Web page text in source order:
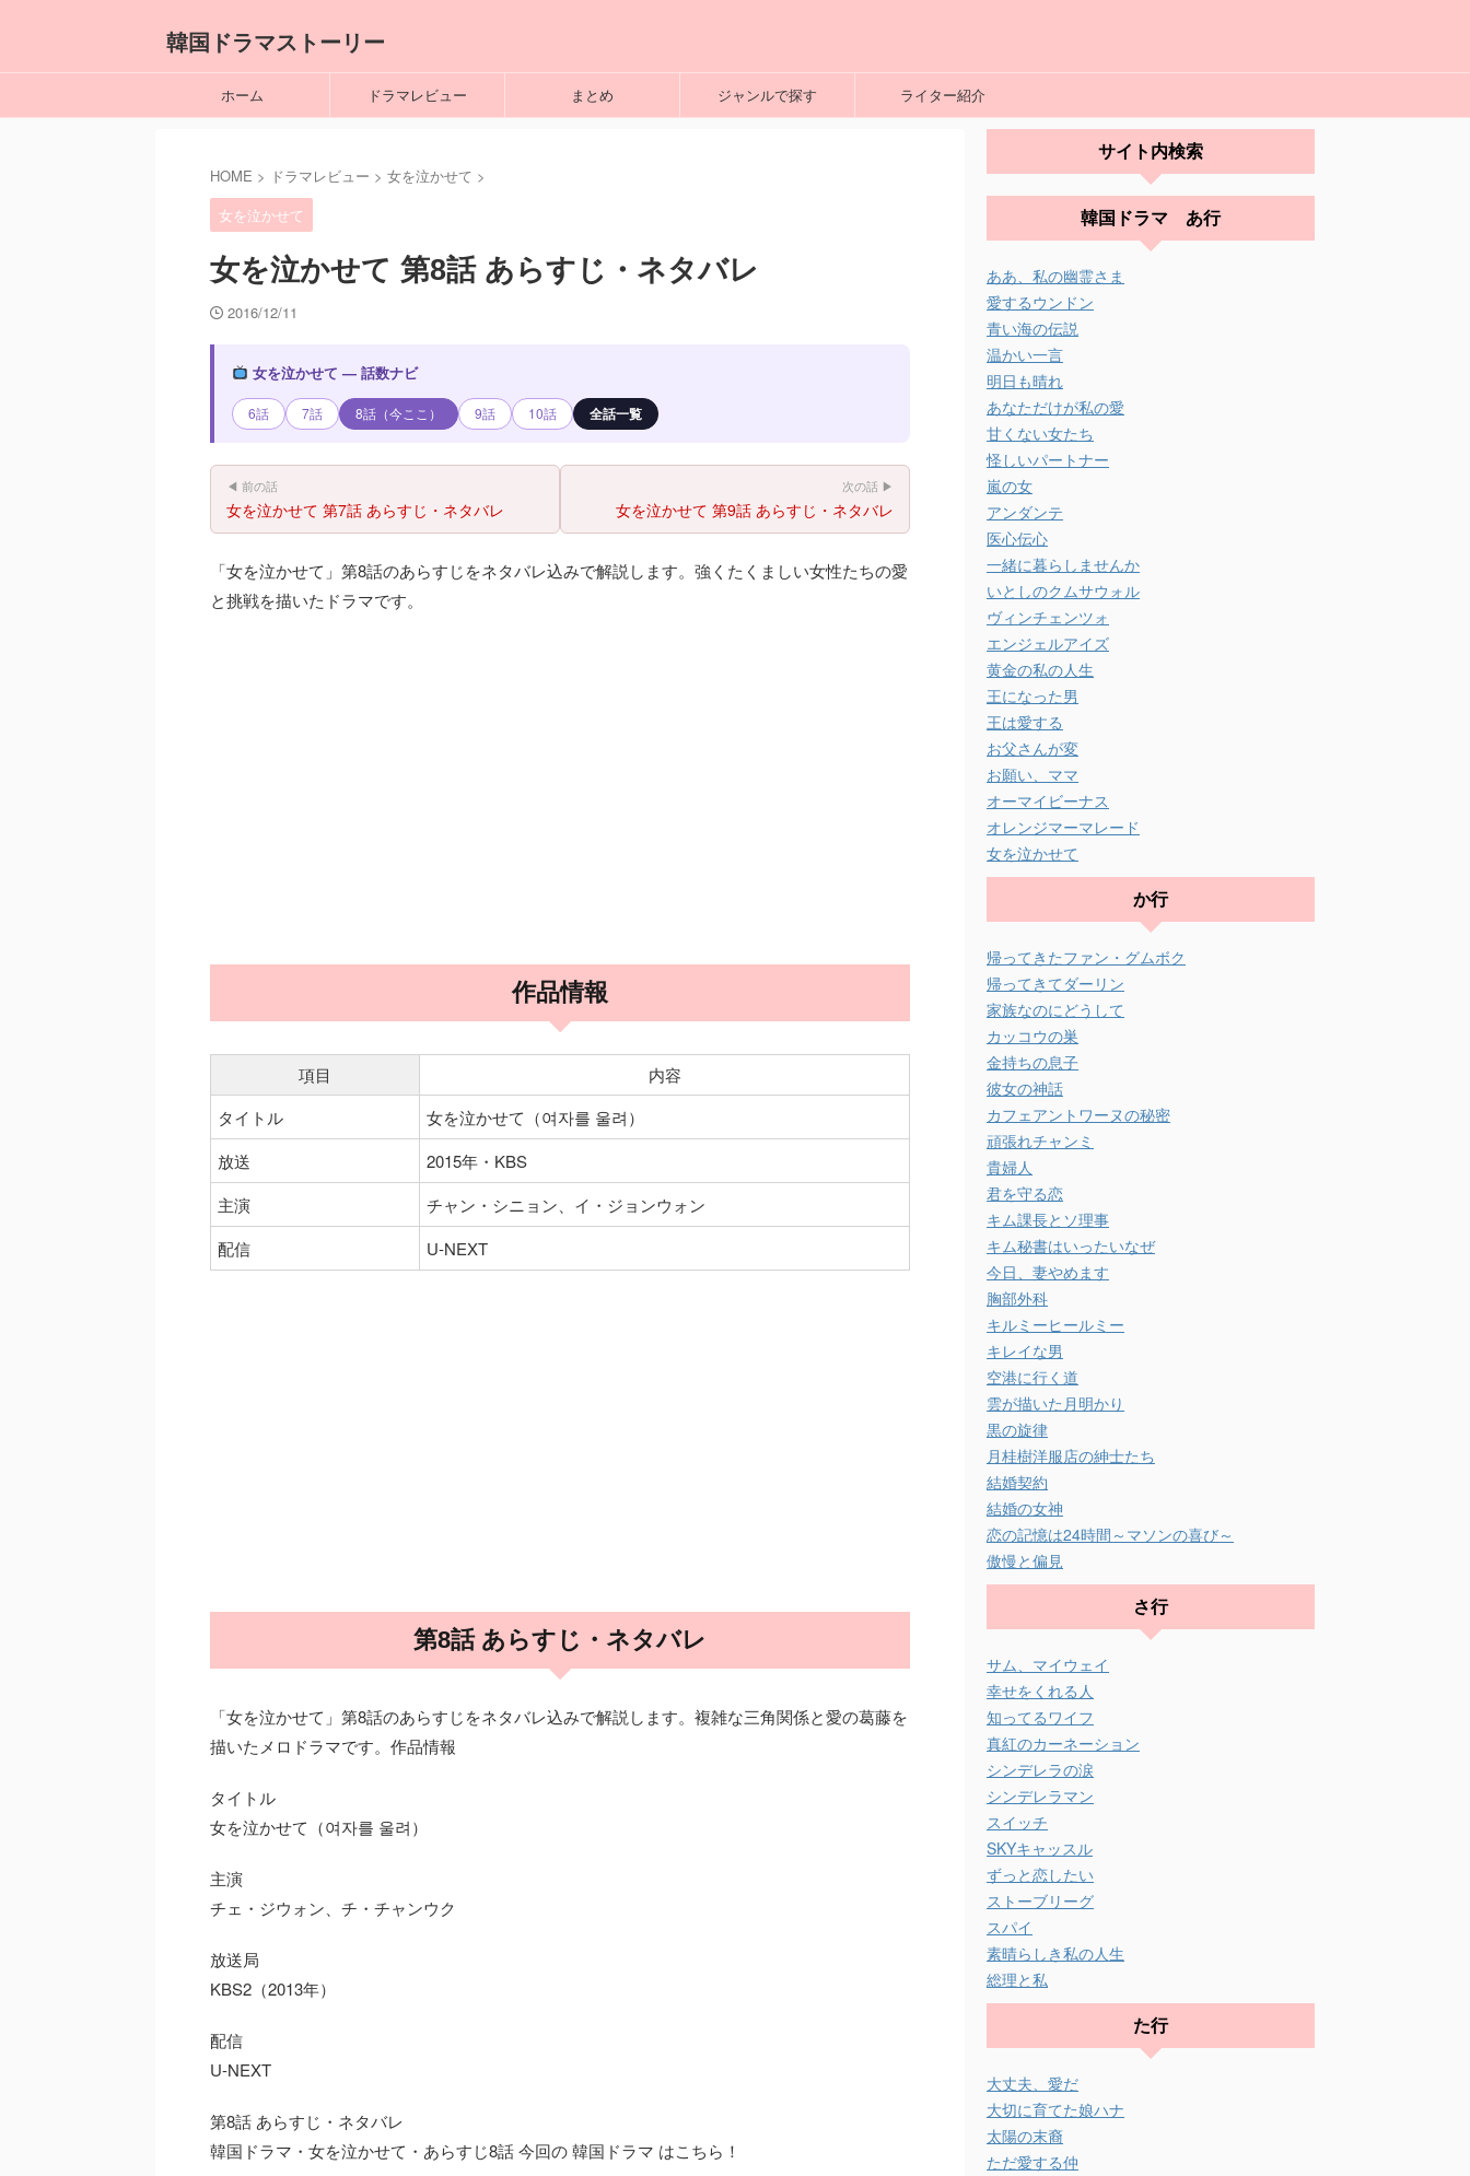
韓国ドラマストーリー
ホーム ドラマレビュー まとめ ジャンルで探す ライター紹介
HOME > ドラマレビュー > 女を泣かせて >
女を泣かせて
女を泣かせて 第8話 あらすじ・ネタバレ
2016/12/11
女を泣かせて — 話数ナビ
6話 7話 8話（今ここ） 9話 10話 全話一覧
◀ 前の話
女を泣かせて 第7話 あらすじ・ネタバレ
次の話 ▶
女を泣かせて 第9話 あらすじ・ネタバレ
「女を泣かせて」第8話のあらすじをネタバレ込みで解説します。強くたくましい女性たちの愛
と挑戦を描いたドラマです。
作品情報
項目
内容
タイトル
女を泣かせて（여자를 울려）
放送
2015年・KBS
主演
チャン・シニョン、イ・ジョンウォン
配信
U-NEXT
第8話 あらすじ・ネタバレ
「女を泣かせて」第8話のあらすじをネタバレ込みで解説します。複雑な三角関係と愛の葛藤を
描いたメロドラマです。作品情報
タイトル
女を泣かせて（여자를 울려）
主演
チェ・ジウォン、チ・チャンウク
放送局
KBS2（2013年）
配信
U-NEXT
第8話 あらすじ・ネタバレ
韓国ドラマ・女を泣かせて・あらすじ8話 今回の 韓国ドラマ はこちら！
サイト内検索
韓国ドラマ あ行
ああ、私の幽霊さま
愛するウンドン
青い海の伝説
温かい一言
明日も晴れ
あなただけが私の愛
甘くない女たち
怪しいパートナー
嵐の女
アンダンテ
医心伝心
一緒に暮らしませんか
いとしのクムサウォル
ヴィンチェンツォ
エンジェルアイズ
黄金の私の人生
王になった男
王は愛する
お父さんが変
お願い、ママ
オーマイビーナス
オレンジマーマレード
女を泣かせて
か行
帰ってきたファン・グムボク
帰ってきてダーリン
家族なのにどうして
カッコウの巣
金持ちの息子
彼女の神話
カフェアントワーヌの秘密
頑張れチャンミ
貴婦人
君を守る恋
キム課長とソ理事
キム秘書はいったいなぜ
今日、妻やめます
胸部外科
キルミーヒールミー
キレイな男
空港に行く道
雲が描いた月明かり
黒の旋律
月桂樹洋服店の紳士たち
結婚契約
結婚の女神
恋の記憶は24時間～マソンの喜び～
傲慢と偏見
さ行
サム、マイウェイ
幸せをくれる人
知ってるワイフ
真紅のカーネーション
シンデレラの涙
シンデレラマン
スイッチ
SKYキャッスル
ずっと恋したい
ストーブリーグ
スパイ
素晴らしき私の人生
総理と私
た行
大丈夫、愛だ
大切に育てた娘ハナ
太陽の末裔
ただ愛する仲